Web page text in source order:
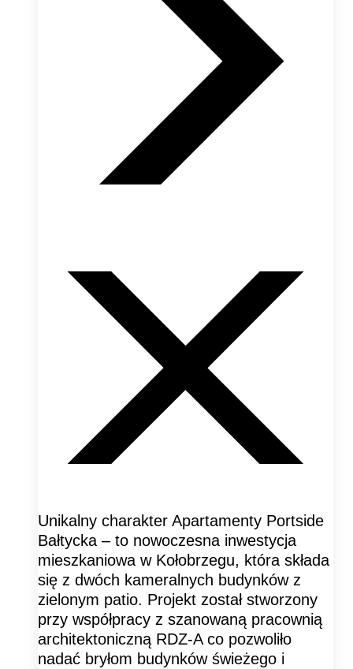
Unikalny charakter Apartamenty Portside
Bałtycka – to nowoczesna inwestycja
mieszkaniowa w Kołobrzegu, która składa
się z dwóch kameralnych budynków z
zielonym patio. Projekt został stworzony
przy współpracy z szanowaną pracownią
architektoniczną RDZ-A co pozwoliło
nadać bryłom budynków świeżego i